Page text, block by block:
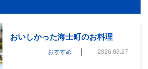
おいしかった海士町のお料理
おすすめ | 2026.03.27